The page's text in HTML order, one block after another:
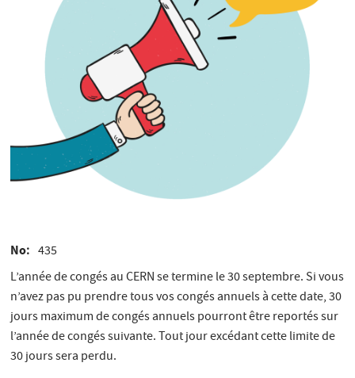
No
435
L’année de congés au CERN se termine le 30 septembre. Si vous
n’avez pas pu prendre tous vos congés annuels à cette date, 30
jours maximum de congés annuels pourront être reportés sur
l’année de congés suivante. Tout jour excédant cette limite de
30 jours sera perdu.